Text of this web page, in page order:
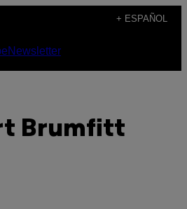
+ ESPAÑOL
Newsletter
Brumfitt